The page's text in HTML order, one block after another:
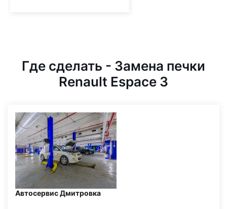
Где сделать - Замена печки
Renault Espace 3
Автосервис Дмитровка